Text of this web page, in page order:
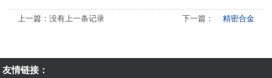
上一篇：没有上一条记录 下一篇： 精密合金
友情链接：